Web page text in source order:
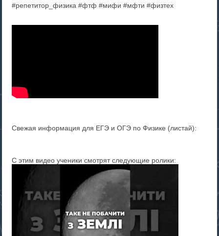
#репетитор_физика #фтф #мифи #мфти #физтех
Свежая информация для ЕГЭ и ОГЭ по Физике (листай):
С этим видео ученики смотрят следующие ролики: